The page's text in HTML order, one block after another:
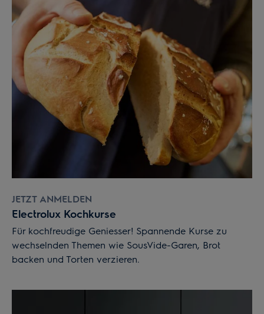
JETZT ANMELDEN
Electrolux Kochkurse
Für kochfreudige Geniesser! Spannende Kurse zu
wechselnden Themen wie SousVide-Garen, Brot
backen und Torten verzieren.